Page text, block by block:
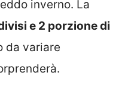
inverno. La
e 2 porzione di
da variare